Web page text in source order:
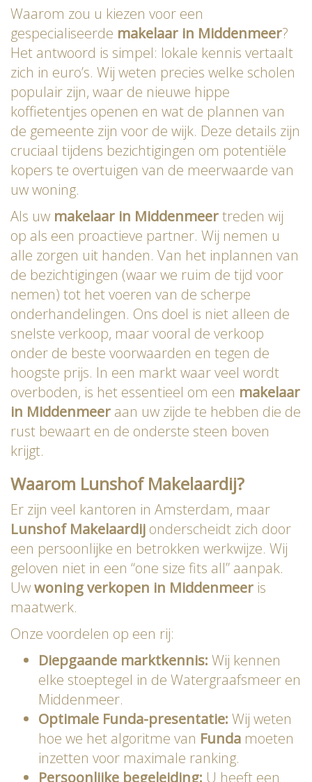
Waarom zou u kiezen voor een
gespecialiseerde makelaar in Middenmeer?
Het antwoord is simpel: lokale kennis vertaalt
zich in euro’s. Wij weten precies welke scholen
populair zijn, waar de nieuwe hippe
koffietentjes openen en wat de plannen van
de gemeente zijn voor de wijk. Deze details zijn
cruciaal tijdens bezichtigingen om potentiële
kopers te overtuigen van de meerwaarde van
uw woning.
Als uw makelaar in Middenmeertreden wij
op als een proactieve partner. Wij nemen u
alle zorgen uit handen. Van het inplannen van
de bezichtigingen (waar we ruim de tijd voor
nemen) tot het voeren van de scherpe
onderhandelingen. Ons doel is niet alleen de
snelste verkoop, maar vooral de verkoop
onder de beste voorwaarden en tegen de
hoogste prijs. In een markt waar veel wordt
overboden, is het essentieel om een makelaar
in Middenmeer aan uw zijde te hebben die de
rust bewaart en de onderste steen boven
krijgt.
Waarom Lunshof Makelaardij?
Er zijn veel kantoren in Amsterdam, maar
Lunshof Makelaardij onderscheidt zich door
een persoonlijke en betrokken werkwijze. Wij
geloven niet in een “one size fits all” aanpak.
Uwwoning verkopen in Middenmeer is
maatwerk.
Onze voordelen op een rij:
Diepgaande marktkennis: Wij kennen
elke stoeptegel in de Watergraafsmeer en
Middenmeer.
Optimale Funda-presentatie: Wij weten
hoe we het algoritme van Funda moeten
inzetten voor maximale ranking.
Persoonlijke begeleiding: U heeft een